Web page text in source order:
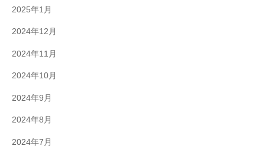
2025年1月
2024年12月
2024年11月
2024年10月
2024年9月
2024年8月
2024年7月